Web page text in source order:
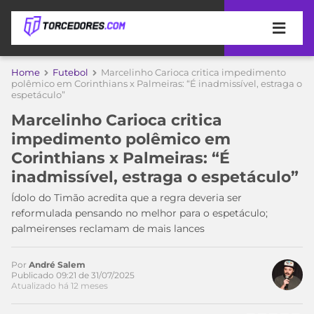
APOSTAS
DICAS
DE
APOSTA
MELHORES
SITES
DE
APOSTAS
2026
CÓDIGO
PROMOCIONAL
ÚLTIMAS
COPA
DO
MUNDO
TIMES
MEU
TIME
CAMPEONATOS
BRASILEIRÃO
MÍDIA
Home Futebol
Marcelinho Carioca critica impedimento
polêmico em Corinthians x Palmeiras: “É inadmissível, estraga o
espetáculo”
Marcelinho Carioca critica
impedimento polêmico em
Corinthians x Palmeiras: “É
inadmissível, estraga o espetáculo”
Ídolo do Timão acredita que a regra deveria ser
reformulada pensando no melhor para o espetáculo;
palmeirenses reclamam de mais lances
Acesse o perfil do autor
no Twitter
Por André Salem
Publicado 09:21 de 31/07/2025
Atualizado há 12 meses